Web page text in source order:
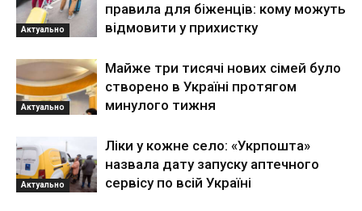
Актуально
правила для біженців: кому можуть
відмовити у прихистку
Актуально
Майже три тисячі нових сімей було
створено в Україні протягом
минулого тижня
Актуально
Ліки у кожне село: «Укрпошта»
назвала дату запуску аптечного
сервісу по всій Україні